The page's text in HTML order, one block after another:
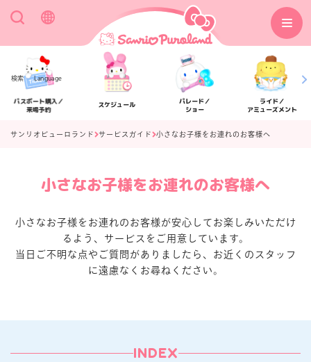
検索 Language
パスポート購入／
来場予約
スケジュール
パレード／
ショー
ライド／
アミューズメント
アクセス フロアマップ
サンリオピューロランド サービスガイド 小さなお子様をお連れのお客様へ
小さなお子様をお連れのお客様へ
小さなお子様をお連れのお客様が安心してお楽しみいただけ
るよう、サービスをご用意しています。
当日ご不明な点やご質問がありましたら、お近くのスタッフ
に遠慮なくお尋ねください。
INDEX